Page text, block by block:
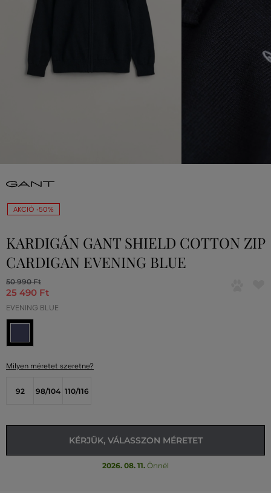
AKCIÓ -50%
KARDIGÁN GANT SHIELD COTTON ZIP
CARDIGAN EVENING BLUE
50 990 Ft
25 490 Ft
EVENING BLUE
Milyen méretet szeretne?
92 98/104 110/116
KÉRJÜK, VÁLASSZON MÉRETET
2026. 08. 11. Önnél